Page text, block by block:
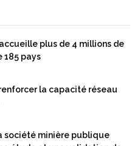
plus de 4 millions de
185 pays
la capacité réseau
société minière publique